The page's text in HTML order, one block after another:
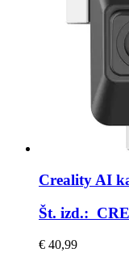
Creality AI
Št. izd.:
€ 40,99